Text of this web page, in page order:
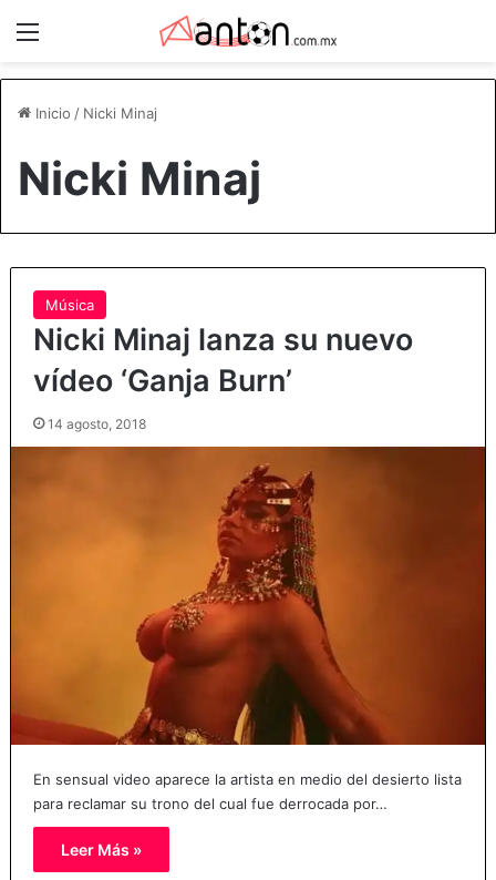
Inicio / Nicki Minaj
Nicki Minaj
Música
Nicki Minaj lanza su nuevo
vídeo ‘Ganja Burn’
14 agosto, 2018
En sensual video aparece la artista en medio del desierto lista
para reclamar su trono del cual fue derrocada por…
Leer Más »